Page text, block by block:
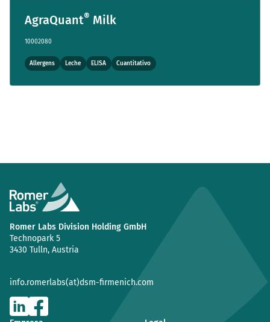
AgraQuant® Milk
10002080
Allergens Leche ELISA Cuantitativo
Romer Labs Division Holding GmbH
Technopark 5
3430 Tulln, Austria
info.romerlabs(at)dsm-firmenich.com